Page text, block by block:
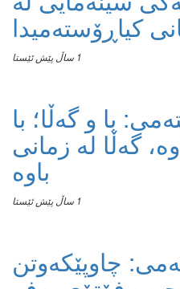
کیاڕۆستەمیدا
1 ساڵ پێش ئێستا
با و گەڵا؛ با
گەڵا لە زمانی
باوە
1 ساڵ پێش ئێستا
چاوپێکەوتن